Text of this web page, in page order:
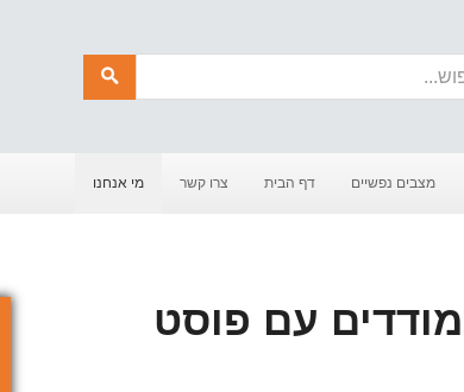
חיפוש
מצבים נפשיים דף הבית צרו קשר מי אנחנו
עם פוסט